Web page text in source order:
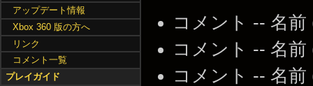
コメント -- 名前
コメント -- 名前
コメント -- 名前
アップデート情報
Xbox 360 版の方へ
リンク
コメント一覧
プレイガイド